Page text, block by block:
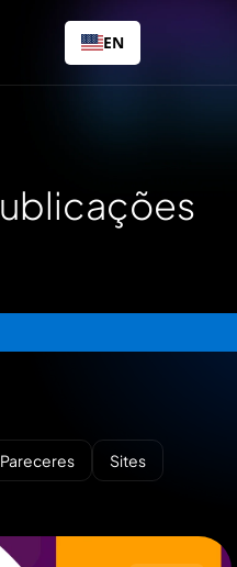
EN
ublicações
Pareceres Sites